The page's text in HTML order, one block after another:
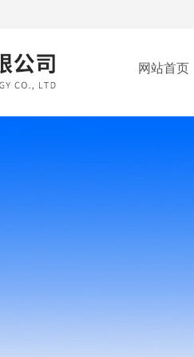
网站首页